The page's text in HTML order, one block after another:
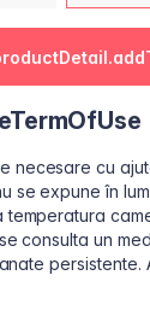
necesare cu
se expune în
consulta un
persistente.